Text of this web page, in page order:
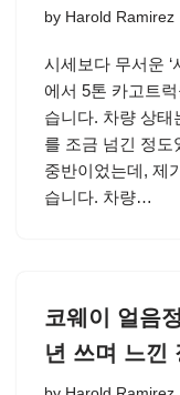
by Harold Ramirez
시세보다 무서운 ‘
에서 5톤 카고트
습니다. 차량 상태
를 조금 넘긴 정도
중반이었는데, 제
습니다. 차량…
코웨이 얼음
년 쓰며 느낀